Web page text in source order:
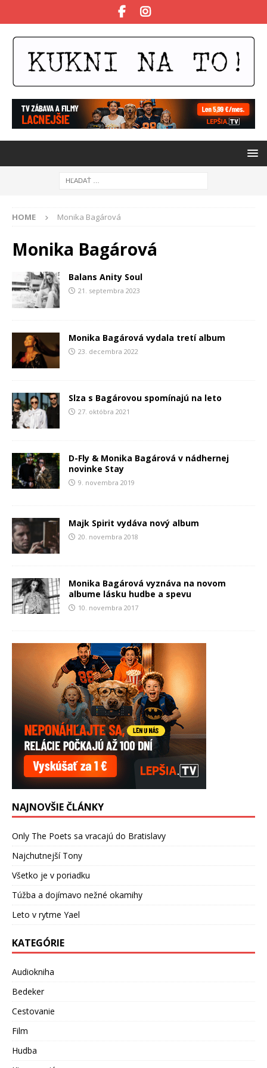
HOME Monika Bagárová
Monika Bagárová
Balans Anity Soul
21. septembra 2023
Monika Bagárová vydala tretí album
23. decembra 2022
Slza s Bagárovou spomínajú na leto
27. októbra 2021
D-Fly & Monika Bagárová v nádhernej
novinke Stay
9. novembra 2019
Majk Spirit vydáva nový album
20. novembra 2018
Monika Bagárová vyznáva na novom
albume lásku hudbe a spevu
10. novembra 2017
NAJNOVŠIE ČLÁNKY
Only The Poets sa vracajú do Bratislavy
Najchutnejší Tony
Všetko je v poriadku
Túžba a dojímavo nežné okamihy
Leto v rytme Yael
KATEGÓRIE
Audiokniha
Bedeker
Cestovanie
Film
Hudba